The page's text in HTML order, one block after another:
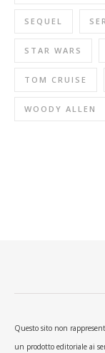
SEQUEL
STAR WARS
TOM CRUISE
WOODY ALLEN
Questo sito non
un prodotto editoriale ai